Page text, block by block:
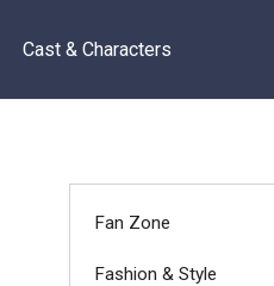
Cast & Characters
Fan Zone
Fashion & Style